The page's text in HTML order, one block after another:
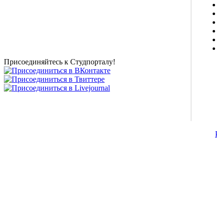
Присоединяйтесь к Студпорталу!